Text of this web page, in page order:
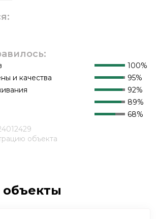
100%
и качества
95%
92%
89%
68%
объекта